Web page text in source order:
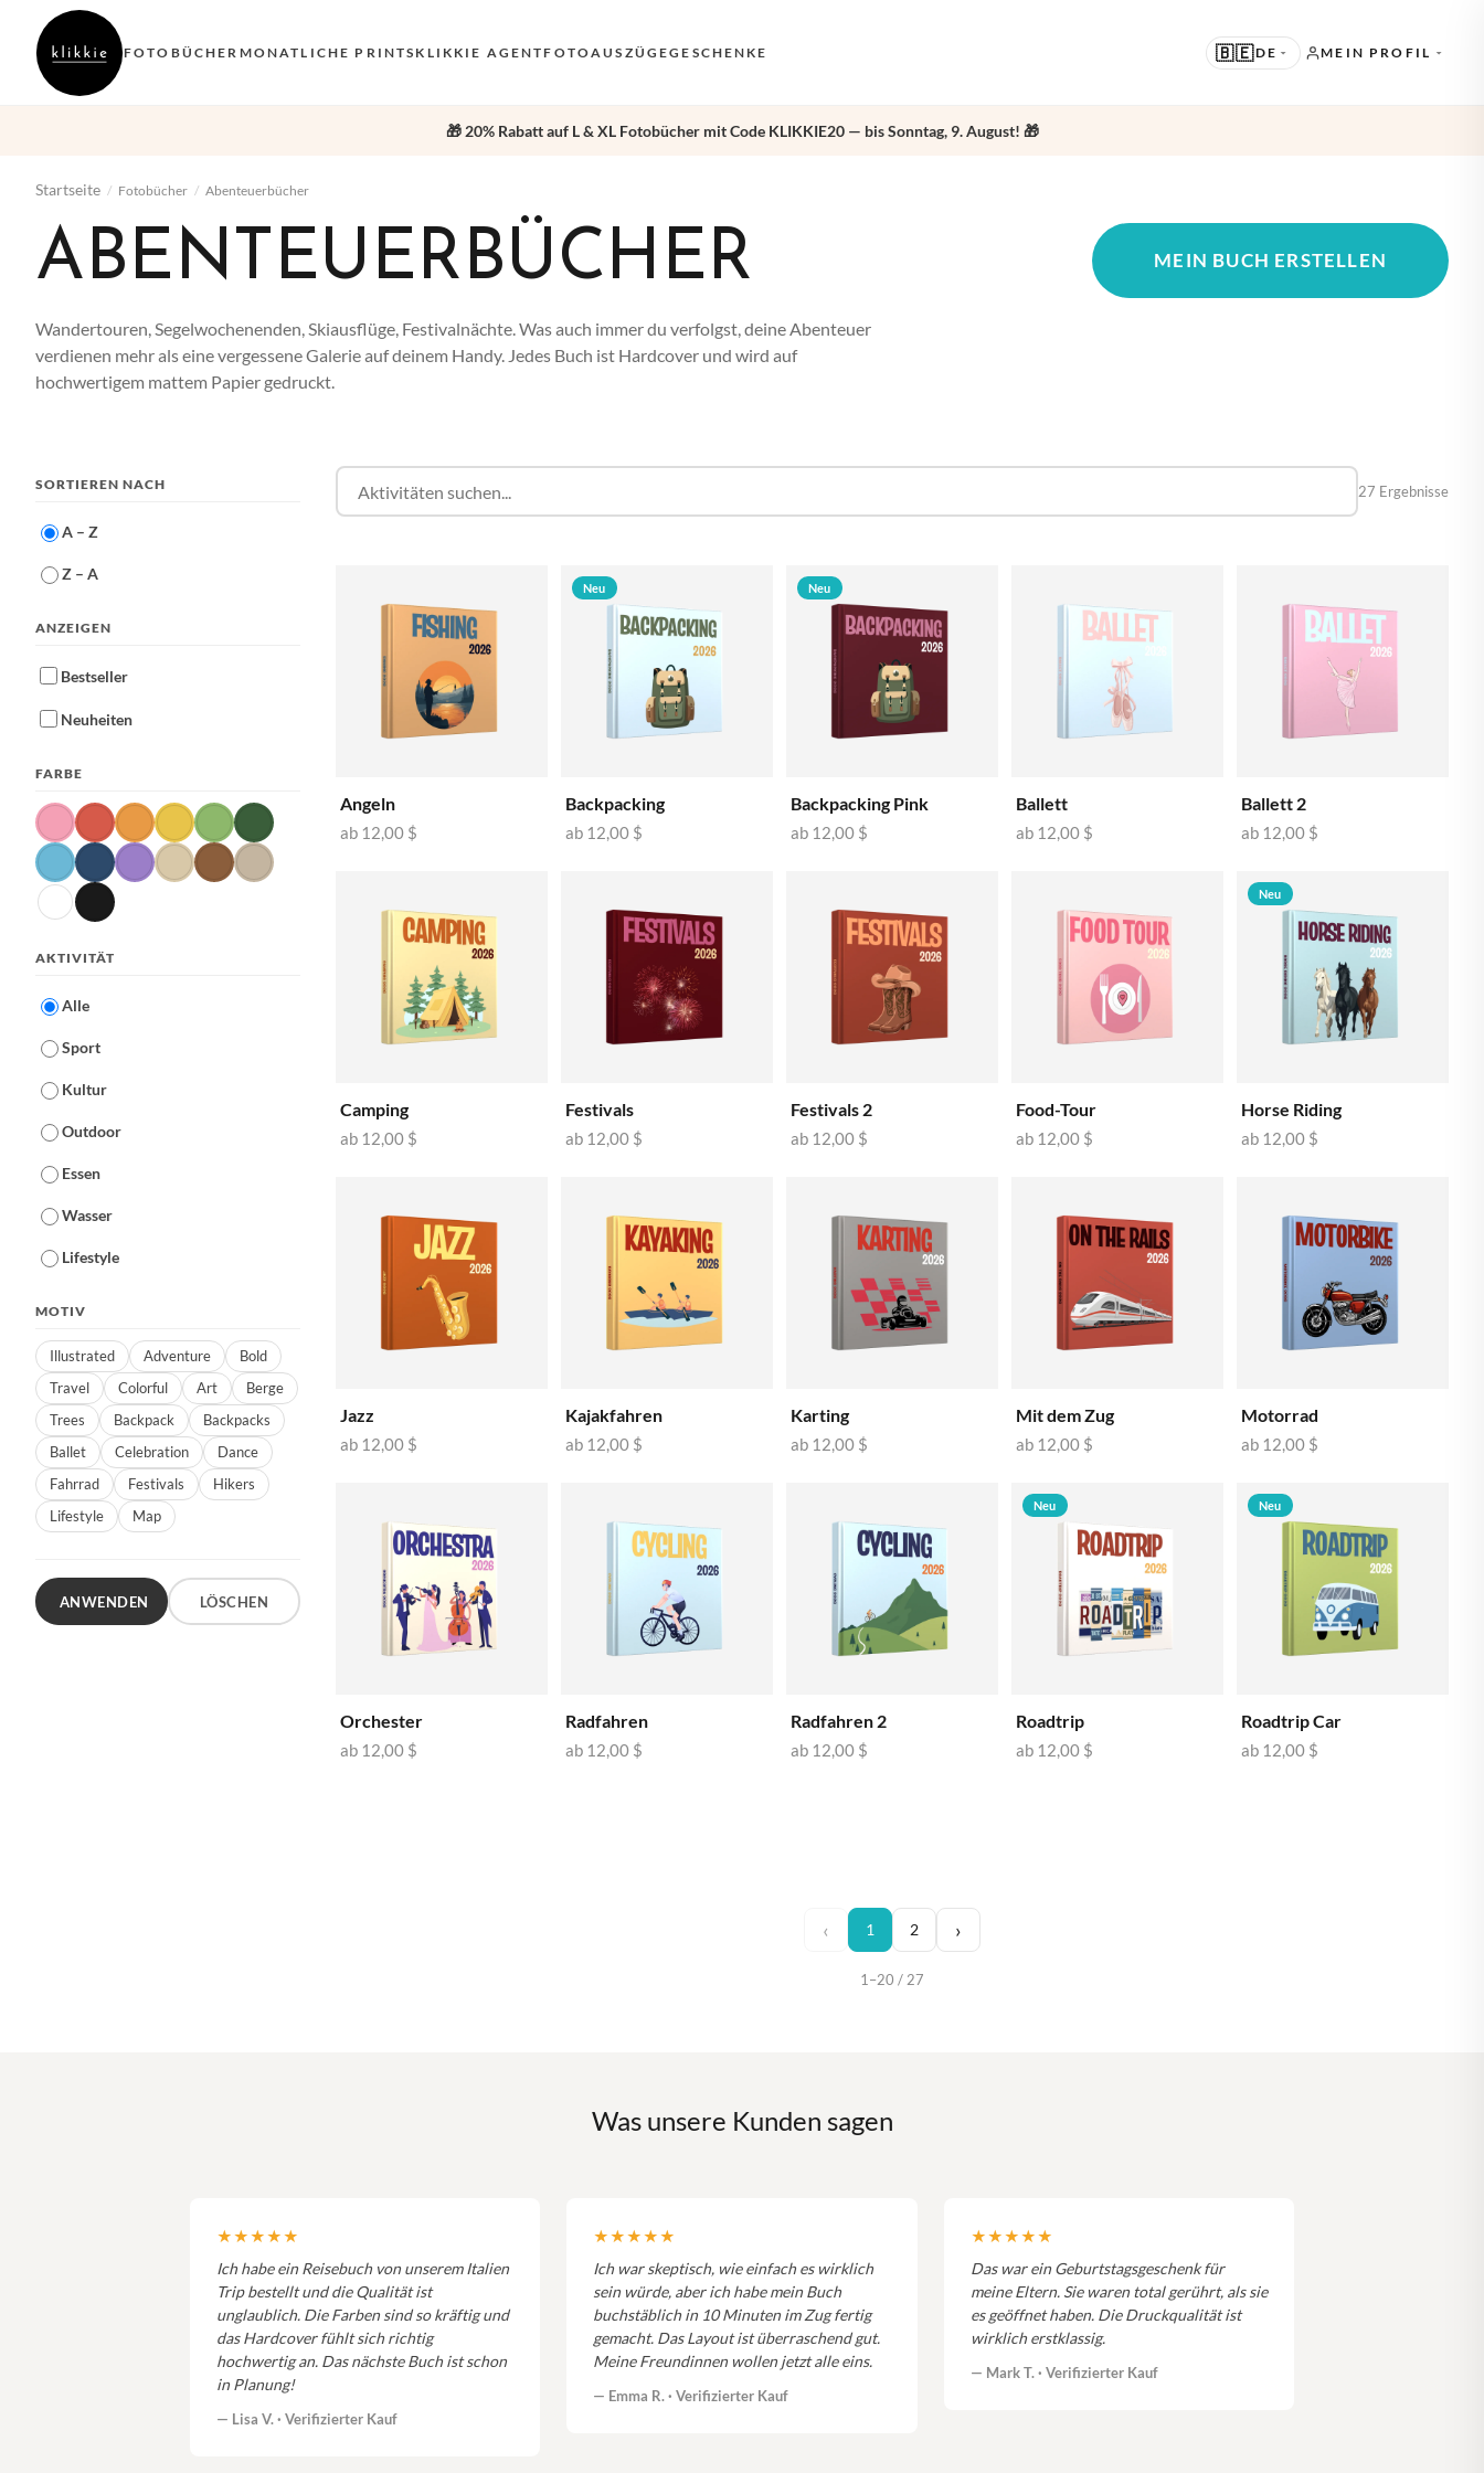
FOTOBÜCHER MONATLICHE PRINTS KLIKKIE AGENTFOTOAUSZÜGEGESCHENKE 🇧🇪DE
VORGESCHLAGEN
NL · NEDERLANDS
FINNLAND
FRANKREICH
GRIECHENLAND
LITAUEN
LUXEMBURG
PORTUGAL
SLOWAKEI
SPANIEN
TSCHECHIEN
VEREINIGTE STAATEN
VEREINIGTES KÖNIGREICH
ZYPERN
MEIN PROFIL
🎁 20% Rabatt auf L & XL Fotobücher mit Code KLIKKIE20 — bis Sonntag, 9. August! 🎁
Startseite / Fotobücher / Abenteuerbücher
ABENTEUERBÜCHER MEIN BUCH ERSTELLEN
Wandertouren, Segelwochenenden, Skiausflüge, Festivalnächte. Was auch immer du verfolgst, deine Abenteuer
verdienen mehr als eine vergessene Galerie auf deinem Handy. Jedes Buch ist Hardcover und wird auf
hochwertigem mattem Papier gedruckt.
SORTIEREN NACH
A – Z
Z – A
ANZEIGEN
Bestseller
Neuheiten
FARBE
AKTIVITÄT
Alle
Sport
Kultur
Outdoor
Essen
Wasser
Lifestyle
MOTIV
Illustrated Adventure
Bold
Travel
Colorful Art
Berge
Trees
Backpack
Backpacks
Ballet
Celebration
Dance
Fahrrad
Festivals
Hikers
Lifestyle
Map
ANWENDEN LÖSCHEN
27 Ergebnisse
Angeln
ab 12,00 $
Neu
Backpacking
ab 12,00 $
Neu
Backpacking Pink
ab 12,00 $
Ballett
ab 12,00 $
Ballett 2
ab 12,00 $
Camping
ab 12,00 $
Festivals
ab 12,00 $
Festivals 2
ab 12,00 $
Food-Tour
ab 12,00 $
Neu
Horse Riding
ab 12,00 $
Jazz
ab 12,00 $
Kajakfahren
ab 12,00 $
Karting
ab 12,00 $
Mit dem Zug
ab 12,00 $
Motorrad
ab 12,00 $
Orchester
ab 12,00 $
Radfahren
ab 12,00 $
Radfahren 2
ab 12,00 $
Neu
Roadtrip
ab 12,00 $
Neu
Roadtrip Car
ab 12,00 $
‹ 1 2 ›
1–20 / 27
Was unsere Kunden sagen
★★★★★
Ich habe ein Reisebuch von unserem Italien
Trip bestellt und die Qualität ist
unglaublich. Die Farben sind so kräftig und
das Hardcover fühlt sich richtig
hochwertig an. Das nächste Buch ist schon
in Planung!
— Lisa V. · Verifizierter Kauf
★★★★★
Ich war skeptisch, wie einfach es wirklich
sein würde, aber ich habe mein Buch
buchstäblich in 10 Minuten im Zug fertig
gemacht. Das Layout ist überraschend gut.
Meine Freundinnen wollen jetzt alle eins.
— Emma R. · Verifizierter Kauf
★★★★★
Das war ein Geburtstagsgeschenk für
meine Eltern. Sie waren total gerührt, als sie
es geöffnet haben. Die Druckqualität ist
wirklich erstklassig.
— Mark T. · Verifizierter Kauf